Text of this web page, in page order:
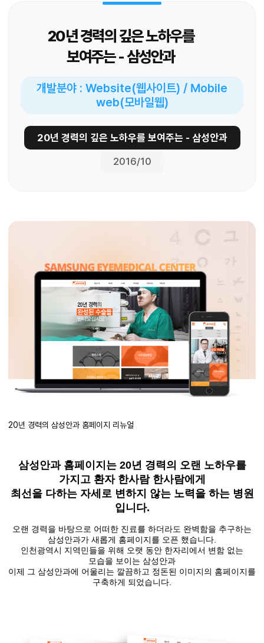
20년 경력의 깊은 노하우를
보여주는 - 삼성안과
개발분야 : Website(웹사이트) / Mobile
web(모바일웹)
20년 경력의 깊은 노하우를 보여주는 - 삼성안과
2016/10
20년 경력의 삼성안과 홈페이지 리뉴얼
삼성안과 홈페이지는 20년 경력의 오랜 노하우를
가지고 환자 한사람 한사람에게
최선을 다하는 자세로 변하지 않는 노력을 하는 병원
입니다.
오랜 경력을 바탕으로 어떠한 진료를 하더라도 완벽함을 추구하는
삼성안과가 새롭게 홈페이지를 오픈 했습니다.
인천광역시 지역민들을 위해 오랫 동안 한자리에서 변함 없는
모습을 보이는 삼성안과
이제 그 삼성안과에 어울리는 깔끔하고 정돈된 이미지의 홈페이지를
구축하게 되었습니다.